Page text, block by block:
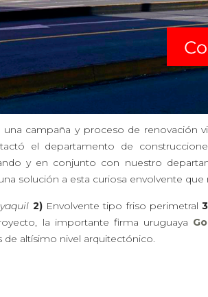
campaña y proceso de renovación
el departamento de
y en conjunto con nuestro
solución a esta curiosa envolvente que
2)Envolvente tipo friso perimetral
la importante firma uruguaya
altísimo nivel arquitectónico.